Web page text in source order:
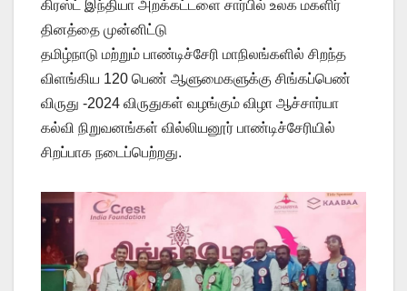
கிரஸ்ட் இந்தியா அறக்கட்டளை சார்பில் உலக மகளிர்
தினத்தை முன்னிட்டு
தமிழ்நாடு மற்றும் பாண்டிச்சேரி மாநிலங்களில் சிறந்த
விளங்கிய 120 பெண்‌ ஆளுமைகளுக்கு சிங்கப்பெண்
விருது -2024 விருதுகள் வழங்கும் விழா ஆச்சார்யா
கல்வி நிறுவனங்கள் வில்லியனூர் பாண்டிச்சேரியில்
சிறப்பாக நடைப்பெற்றது.